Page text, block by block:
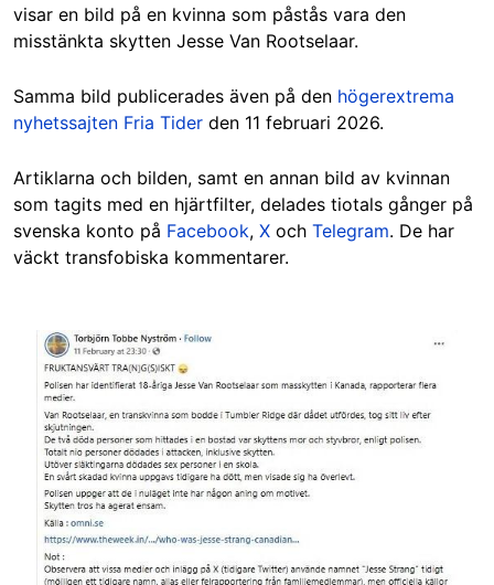
visar en bild på en kvinna som påstås vara den
misstänkta skytten Jesse Van Rootselaar.
Samma bild publicerades även på den högerextrema
nyhetssajten Fria Tider den 11 februari 2026.
Artiklarna och bilden, samt en annan bild av kvinnan
som tagits med en hjärtfilter, delades tiotals gånger på
svenska konto på Facebook, X och Telegram. De har
väckt transfobiska kommentarer.
Image